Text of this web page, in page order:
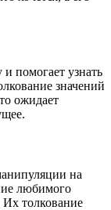
помогает узнать
значений
ожидает
на
любимого
Их толкование